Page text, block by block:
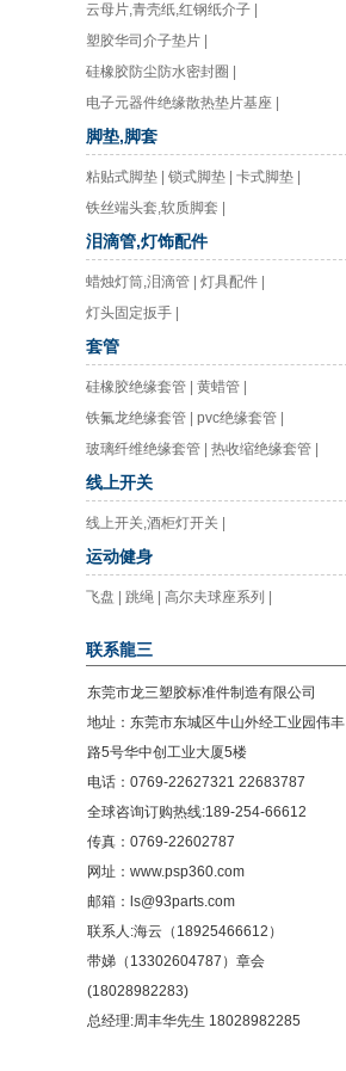
云母片,青壳纸,红钢纸介子
塑胶华司介子垫片
硅橡胶防尘防水密封圈
电子元器件绝缘散热垫片基座
脚垫,脚套
粘贴式脚垫 锁式脚垫 卡式脚垫
铁丝端头套,软质脚套
泪滴管,灯饰配件
蜡烛灯筒,泪滴管 灯具配件
灯头固定扳手
套管
硅橡胶绝缘套管 黄蜡管
铁氟龙绝缘套管
pvc绝缘套管
玻璃纤维绝缘套管
热收缩绝缘套管
线上开关
线上开关,酒柜灯开关
运动健身
飞盘 跳绳 高尔夫球座系列
联系龍三
东莞市龙三塑胶标准件制造有限公司
地址：东莞市东城区牛山外经工业园伟丰
路5号华中创工业大厦5楼
电话：0769-22627321 22683787
全球咨询订购热线:189-254-66612
传真：0769-22602787
网址：www.psp360.com
邮箱：ls@93parts.com
联系人:海云（18925466612）
带娣（13302604787）章会
(18028982283)
总经理:周丰华先生 18028982285